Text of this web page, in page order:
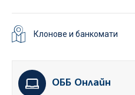
Клонове и банкомати
ОББ Онлайн